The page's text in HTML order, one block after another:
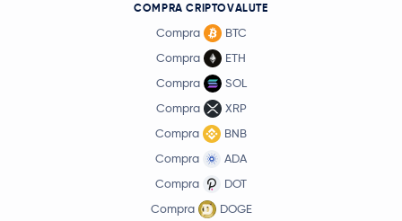
COMPRA CRIPTOVALUTE
Compra
BTC
Compra
ETH
Compra
SOL
Compra
XRP
Compra
BNB
Compra
ADA
Compra
DOT
Compra
DOGE